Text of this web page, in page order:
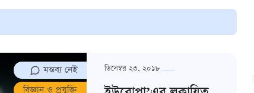
মন্তব্য নেই
বিজ্ঞান ও প্রযুক্তি
ডিসেম্বর ২৩, ২০১৮